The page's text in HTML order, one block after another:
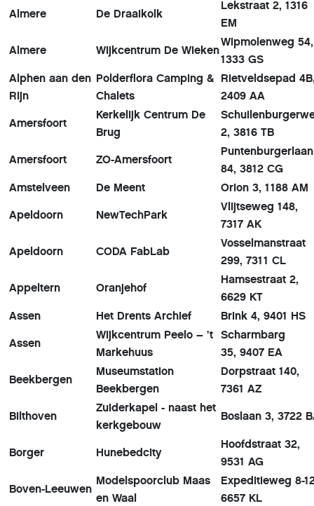
Almere De Draaikolk
Lekstraat 2, 1316
EM
Almere Wijkcentrum De Wieken
Wipmolenweg 54,
1333 GS
Alphen aan den
Rijn
Polderflora Camping &
Chalets
Rietveldsepad
2409 AA
Amersfoort
Kerkelijk Centrum De
Brug
2, 3816 TB
Amersfoort ZO-Amersfoort
Puntenburgerlaan
84, 3812 CG
Amstelveen
De Meent Orion 3, 1188 AM
Apeldoorn NewTechPark
Vlijtseweg 148,
7317 AK
Apeldoorn CODA FabLab
Vosselmanstraat
299, 7311 CL
Appeltern Oranjehof
Hamsestraat 2,
6629 KT
Assen
Het Drents Archief Brink 4, 9401 HS
Assen
Wijkcentrum Peelo – ’t
Markehuus
Scharmbarg
35, 9407 EA
Beekbergen
Museumstation
Beekbergen
Dorpstraat 140,
7361 AZ
Bilthoven
Zuiderkapel - naast het
kerkgebouw
Boslaan 3, 3722
Borger Hunebedcity
Hoofdstraat 32,
9531 AG
Boven-Leeuwen
Modelspoorclub Maas
en Waal
Expeditieweg 8-
6657 KL